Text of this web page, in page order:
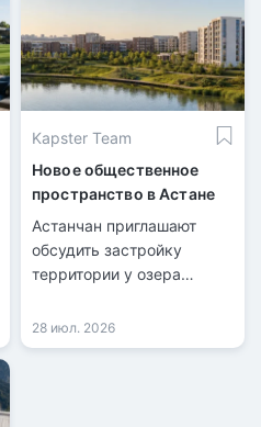
Kapster Team
Новое общественное
пространство в Астане
Астанчан приглашают
обсудить застройку
территории у озера
28 июл. 2026